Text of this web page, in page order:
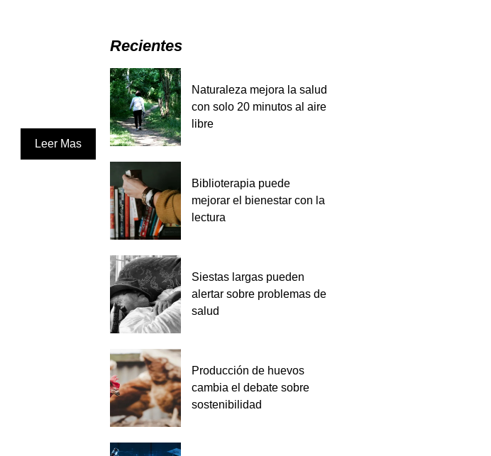
Leer Mas
Recientes
Naturaleza mejora la salud
con solo 20 minutos al aire
libre
Biblioterapia puede
mejorar el bienestar con la
lectura
Siestas largas pueden
alertar sobre problemas de
salud
Producción de huevos
cambia el debate sobre
sostenibilidad